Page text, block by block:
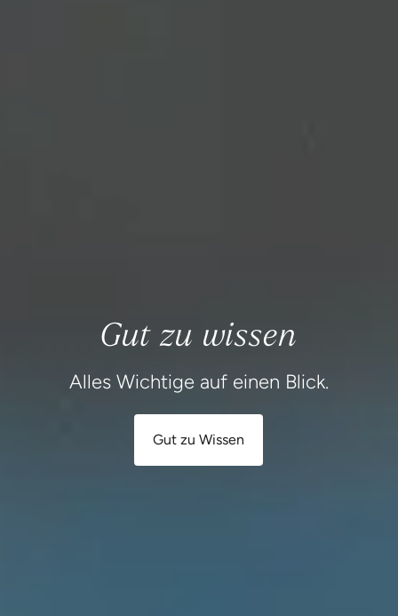
Gut zu wissen
Alles Wichtige auf einen Blick.
Gut zu Wissen